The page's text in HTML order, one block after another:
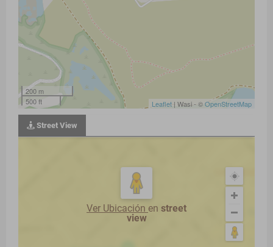
200 m
500 ft
Leaflet | Wasi - ©OpenStreetMap
Street View
Ver Ubicación en street
view